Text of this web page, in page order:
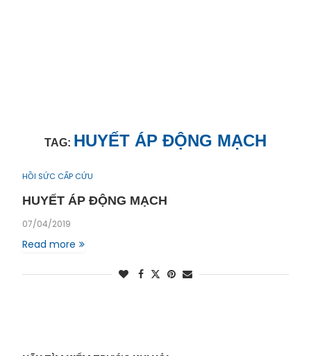
TAG: HUYẾT ÁP ĐỘNG MẠCH
HỒI SỨC CẤP CỨU
HUYẾT ÁP ĐỘNG MẠCH
07/04/2019
Read more